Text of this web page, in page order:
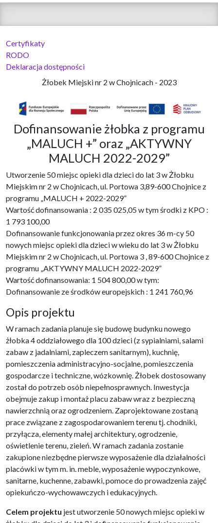
Certyfikaty
RODO
Deklaracja dostępności
Żłobek Miejski nr 2 w Chojnicach - 2023
Dofinansowanie żłobka z programu
„MALUCH +” oraz „AKTYWNY
MALUCH 2022-2029”
Utworzenie 50 miejsc opieki dla dzieci do lat 3 w Żłobku
Miejskim nr 2 w Chojnicach, ul. Portowa 3,89-600 Chojnice z
programu „MALUCH + 2022-2029”
Wartość dofinansowania : 2 035 025,05 w tym środki z KPO :
1 793 100,00
Dofinansowanie funkcjonowania przez okres 36 m-cy 50
nowych miejsc opieki dla dzieci w wieku do lat 3 w Żłobku
Miejskim nr 2 w Chojnicach, ul. Portowa 3 , 89-600 Chojnice z
programu „AKTYWNY MALUCH 2022-2029”
Wartość dofinansowania: 1 504 800,00 w tym:
Dofinansowanie ze środków europejskich : 1 241 760,96
Opis projektu
W ramach zadania planuje się budowę budynku nowego
żłobka 4 oddziałowego dla 100 dzieci (z sypialniami, salami
zabaw z jadalniami, zapleczem sanitarnym), kuchnię,
pomieszczenia administracyjno-socjalne, pomieszczenia
gospodarcze i techniczne, wózkownię. Żłobek dostosowany
został do potrzeb osób niepełnosprawnych. Inwestycja
obejmuje zakup i montaż placu zabaw wraz z bezpieczną
nawierzchnią oraz ogrodzeniem. Zaprojektowane zostaną
prace związane z zagospodarowaniem terenu tj. chodniki,
przyłącza, elementy małej architektury, ogrodzenie,
oświetlenie terenu, zieleń. W ramach zadania zostanie
zakupione niezbędne pierwsze wyposażenie dla działalności
placówki w tym m. in. meble, wyposażenie wypoczynkowe,
sanitarne, kuchenne, zabawki, pomoce do prowadzenia zajęć
opiekuńczo-wychowawczych i edukacyjnych.
Celem projektu jest utworzenie 50 nowych miejsc opieki w